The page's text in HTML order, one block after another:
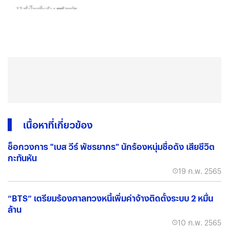
เนื้อหาที่เกี่ยวข้อง
ช็อกวงการ "เบส วีร์ พัชรยากร" นักร้องหนุ่มชื่อดัง เสียชีวิต
กะทันหัน
19 ก.พ. 2565
“BTS” เตรียมร้องศาลทวงหนี้เพิ่มค่าจ้างติดตั้งระบบ 2 หมื่น
ล้าน
10 ก.พ. 2565